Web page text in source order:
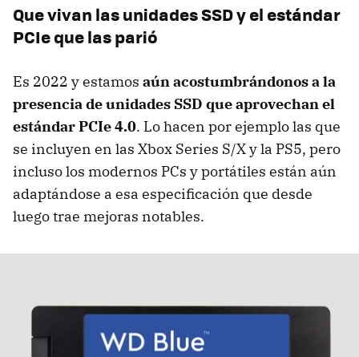
Que vivan las unidades SSD y el estándar
PCIe que las parió
Es 2022 y estamos aún acostumbrándonos a la
presencia de unidades SSD que aprovechan el
estándar PCIe 4.0. Lo hacen por ejemplo las que
se incluyen en las Xbox Series S/X y la PS5, pero
incluso los modernos PCs y portátiles están aún
adaptándose a esa especificación que desde
luego trae mejoras notables.